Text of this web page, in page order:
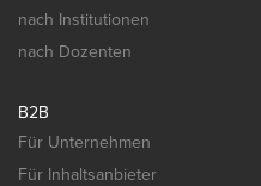
nach Institutionen
nach Dozenten
B2B
Für Unternehmen
Für Inhaltsanbieter